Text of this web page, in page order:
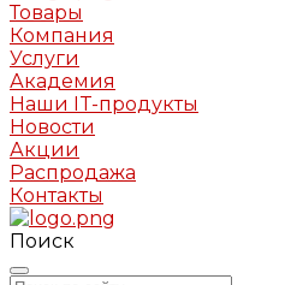
Товары
Компания
Услуги
Академия
Наши IT-продукты
Новости
Акции
Распродажа
Контакты
Поиск